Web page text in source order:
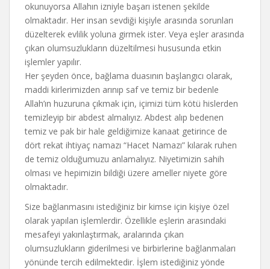
okunuyorsa Allahın izniyle başarı istenen şekilde
olmaktadır. Her insan sevdiği kişiyle arasında sorunları
düzelterek evlilik yoluna girmek ister. Veya eşler arasında
çıkan olumsuzlukların düzeltilmesi hususunda etkin
işlemler yapılır.
Her şeyden önce, bağlama duasının başlangıcı olarak,
maddi kirlerimizden arınıp saf ve temiz bir bedenle
Allah’ın huzuruna çıkmak için, içimizi tüm kötü hislerden
temizleyip bir abdest almalıyız. Abdest alıp bedenen
temiz ve pak bir hale geldiğimize kanaat getirince de
dört rekat ihtiyaç namazı “Hacet Namazı” kılarak ruhen
de temiz olduğumuzu anlamalıyız. Niyetimizin sahih
olması ve hepimizin bildiği üzere ameller niyete göre
olmaktadır.
Size bağlanmasını istediğiniz bir kimse için kişiye özel
olarak yapılan işlemlerdir. Özellikle eşlerin arasındaki
mesafeyi yakınlaştırmak, aralarında çıkan
olumsuzlukların giderilmesi ve birbirlerine bağlanmaları
yönünde tercih edilmektedir. İşlem istediğiniz yönde